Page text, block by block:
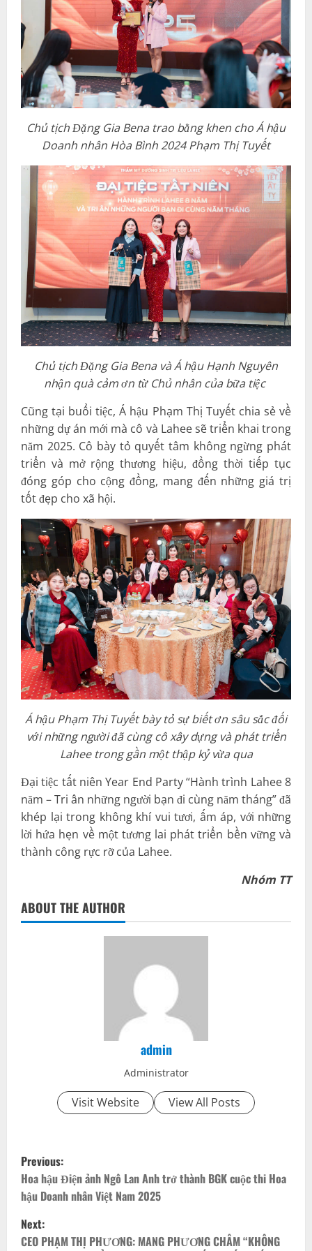
Chủ tịch Đặng Gia Bena trao bằng khen cho Á hậu
Doanh nhân Hòa Bình 2024 Phạm Thị Tuyết
Chủ tịch Đặng Gia Bena và Á hậu Hạnh Nguyên
nhận quà cảm ơn từ Chủ nhân của bữa tiệc
Cũng tại buổi tiệc, Á hậu Phạm Thị Tuyết chia sẻ về
những dự án mới mà cô và Lahee sẽ triển khai trong
năm 2025. Cô bày tỏ quyết tâm không ngừng phát
triển và mở rộng thương hiệu, đồng thời tiếp tục
đóng góp cho cộng đồng, mang đến những giá trị
tốt đẹp cho xã hội.
Á hậu Phạm Thị Tuyết bày tỏ sự biết ơn sâu sắc đối
với những người đã cùng cô xây dựng và phát triển
Lahee trong gần một thập kỷ vừa qua
Đại tiệc tất niên Year End Party “Hành trình Lahee 8
năm – Tri ân những người bạn đi cùng năm tháng” đã
khép lại trong không khí vui tươi, ấm áp, với những
lời hứa hẹn về một tương lai phát triển bền vững và
thành công rực rỡ của Lahee.
Nhóm TT
ABOUT THE AUTHOR
admin
Administrator
Visit Website View All Posts
P
o
s
t
Previous:
Hoa hậu Điện ảnh Ngô Lan Anh trở thành BGK cuộc thi Hoa
hậu Doanh nhân Việt Nam 2025
Next:
CEO PHẠM THỊ PHƯƠNG: MANG PHƯƠNG CHÂM “KHÔNG